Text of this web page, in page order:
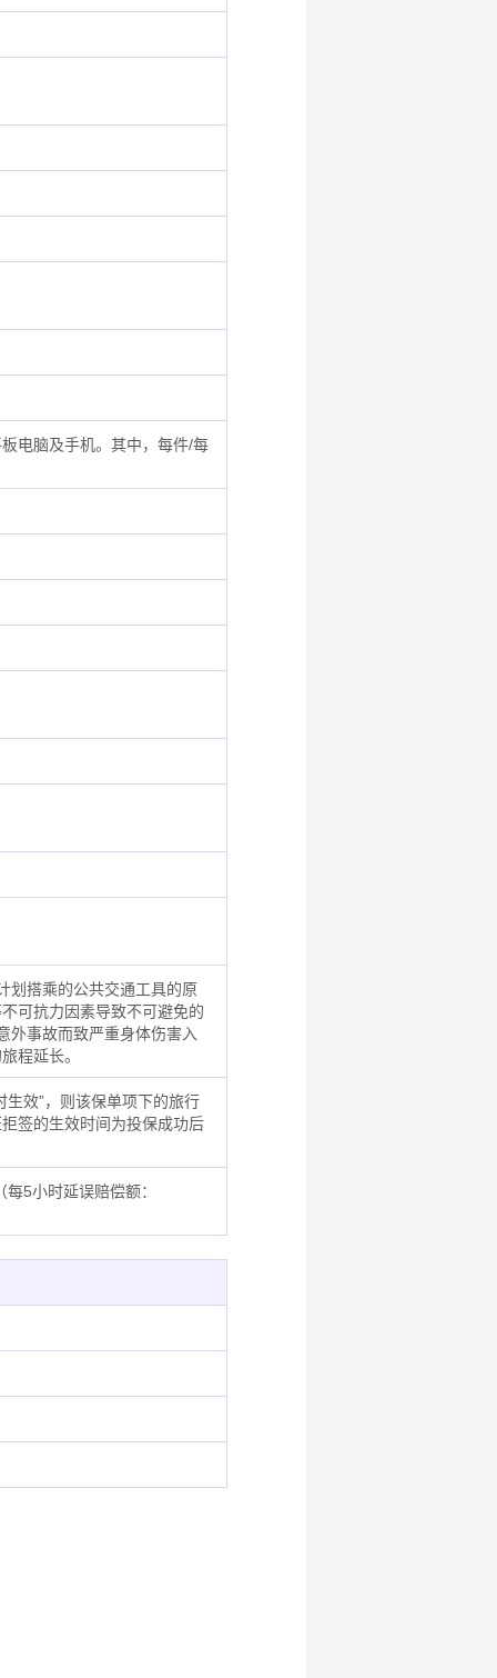
电脑及手机。其中，每件/每
划搭乘的公共交通工具的原
可抗力因素导致不可避免的
外事故而致严重身体伤害入
程延长。
生效”，则该保单项下的旅行
签的生效时间为投保成功后
5小时延误赔偿额：